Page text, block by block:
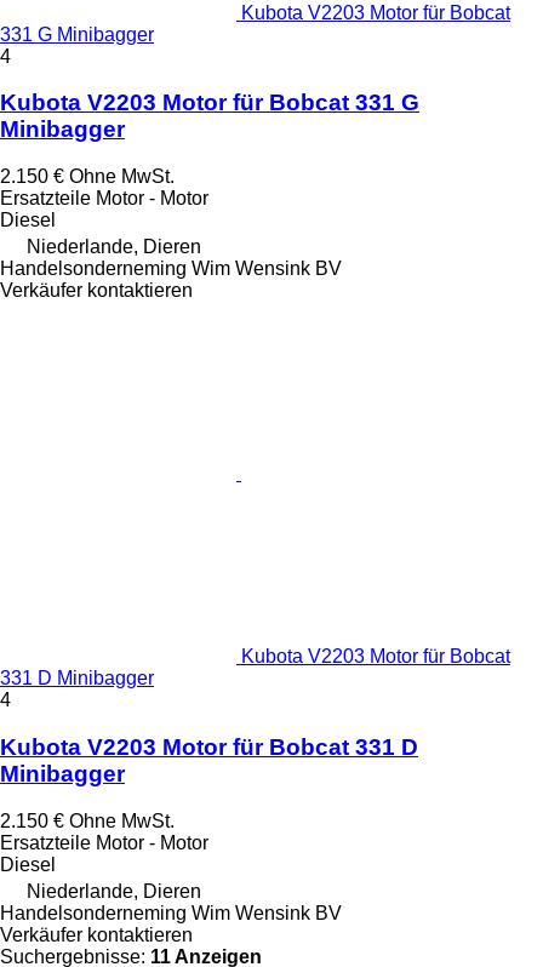
Kubota V2203 Motor für Bobcat
331 G Minibagger
4
Kubota V2203 Motor für Bobcat 331 G
Minibagger
2.150 € Ohne MwSt.
Ersatzteile Motor - Motor
Diesel
Niederlande, Dieren
Handelsonderneming Wim Wensink BV
Verkäufer kontaktieren
Kubota V2203 Motor für Bobcat
331 D Minibagger
4
Kubota V2203 Motor für Bobcat 331 D
Minibagger
2.150 € Ohne MwSt.
Ersatzteile Motor - Motor
Diesel
Niederlande, Dieren
Handelsonderneming Wim Wensink BV
Verkäufer kontaktieren
Suchergebnisse: 11 Anzeigen